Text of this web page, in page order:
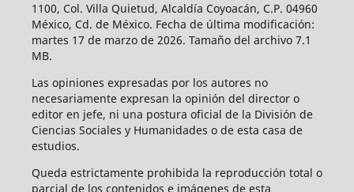
1100, Col. Villa Quietud, Alcaldía Coyoacán, C.P. 04960
México, Cd. de México. Fecha de última modificación:
martes 17 de marzo de 2026. Tamaño del archivo 7.1
MB.
Las opiniones expresadas por los autores no
necesariamente expresan la opinión del director o
editor en jefe, ni una postura oficial de la División de
Ciencias Sociales y Humanidades o de esta casa de
estudios.
Queda estrictamente prohibida la reproducción total o
parcial de los contenidos e imágenes de esta